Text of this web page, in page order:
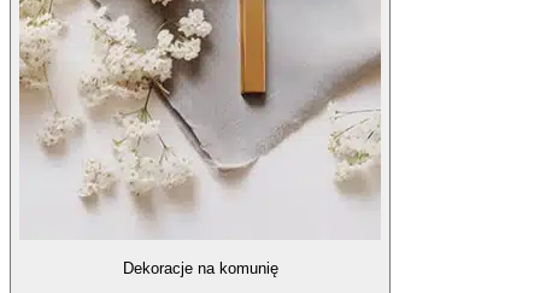
Dekoracje na komunię